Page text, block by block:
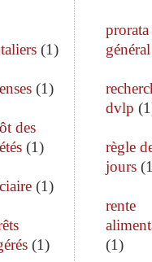
(1)
(1)
des
(1)
(1)
(1)
prorata
général
dvlp (1
règle
jours(
rente
(1)